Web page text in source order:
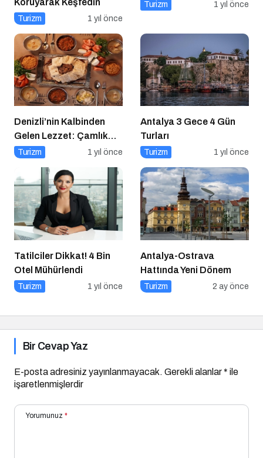
Koruyarak Keşfedin
Turizm 1 yıl önce
Turizm 1 yıl önce
Denizli’nin Kalbinden
Gelen Lezzet: Çamlık
Denizli Kebapçısı
Turizm 1 yıl önce
Antalya 3 Gece 4 Gün
Turları
Turizm 1 yıl önce
Tatilciler Dikkat! 4 Bin
Otel Mühürlendi
Turizm 1 yıl önce
Antalya-Ostrava
Hattında Yeni Dönem
Turizm 2 ay önce
Bir Cevap Yaz
E-posta adresiniz yayınlanmayacak. Gerekli alanlar* ile
işaretlenmişlerdir
Yorumunuz *